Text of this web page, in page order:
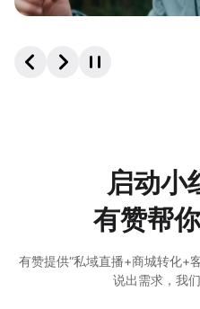
启动小
有赞帮
有赞提供“私域直播+商城转化+
说出需求，我